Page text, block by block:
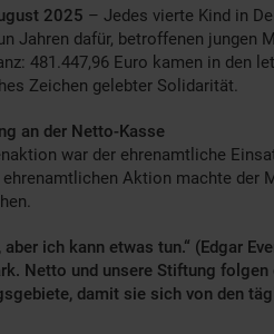
2025 – Jedes vierte Kind in
Jahren dafür, betroffenen jungen
481.447,96 Euro kamen in den
Zeichen gelebter Solidarität.
an der Netto-Kasse
war der ehrenamtliche
Aktion machte der
ich kann etwas tun.“ (Edgar
Netto und unsere Stiftung
damit sie sich von den